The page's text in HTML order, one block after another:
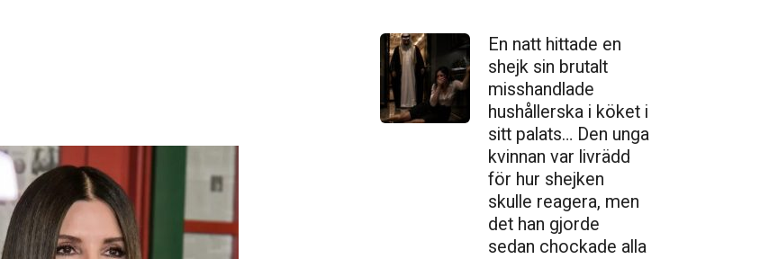
En natt hittade en
shejk sin brutalt
misshandlade
hushållerska i köket i
sitt palats… Den unga
kvinnan var livrädd
för hur shejken
skulle reagera, men
det han gjorde
sedan chockade alla